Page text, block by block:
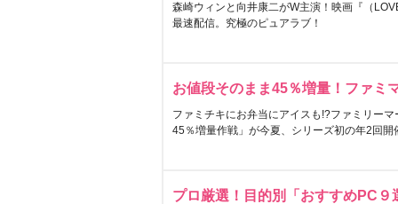
森崎ウィンと向井康二がW主演！映画『（
最速配信。究極のピュアラブ！
お値段そのまま45％増量！ファミ
ファミチキにお弁当にアイスも!?ファミリー
45％増量作戦」が今夏、シリーズ初の年2回開
プロ厳選！目的別「おすすめPC９